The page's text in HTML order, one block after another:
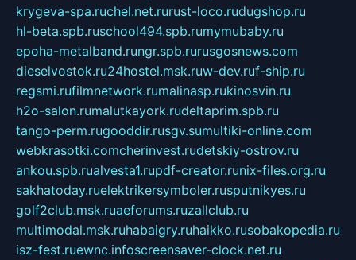
krygeva-spa.ruchel.net.rurust-loco.rudugshop.ru
hl-beta.spb.ruschool494.spb.rumymubaby.ru
epoha-metalband.rungr.spb.rurusgosnews.com
dieselvostok.ru24hostel.msk.ruw-dev.ruf-ship.ru
regsmi.rufilmnetwork.rumalinasp.rukinosvin.ru
h2o-salon.rumalutkayork.rudeltaprim.spb.ru
tango-perm.rugooddir.rusgv.sumultiki-online.com
webkrasotki.comcherinvest.rudetskiy-ostrov.ru
ankou.spb.rualvesta1.rupdf-creator.runix-files.org.ru
sakhatoday.ruelektrikersymboler.rusputnikyes.ru
golf2club.msk.ruaeforums.ruzallclub.ru
multimodal.msk.ruhabaigry.ruhaikko.rusobakopedia.ru
isz-fest.ruewnc.infoscreensaver-clock.net.ru